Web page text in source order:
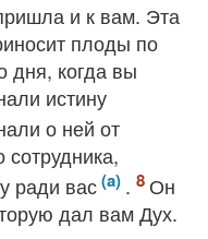
и к вам. Эта
плоды по
дня, когда вы
истину
о ней от
ради вас
.
Он
дал вам Дух.